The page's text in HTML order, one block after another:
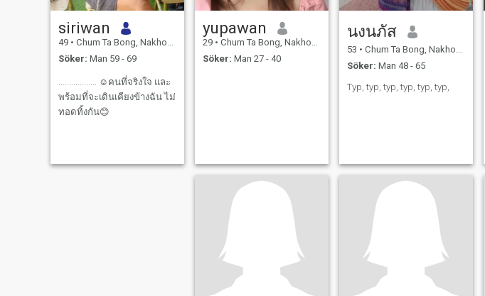
siriwan
49 • Chum Ta Bong, Nakhon Sawan, Thailand
Söker: Man 59 - 69
.................. ☺️คนที่จริงใจ และ
พร้อมที่จะเดินเคียงข้างฉัน ไม่
ทอดทิ้งกัน😊
yupawan
29 • Chum Ta Bong, Nakhon Sawan, Thailand
Söker: Man 27 - 40
นงนภัส
53 • Chum Ta Bong, Nakhon Sawan, Thailand
Söker: Man 48 - 65
Typ, typ, typ, typ, typ, typ,